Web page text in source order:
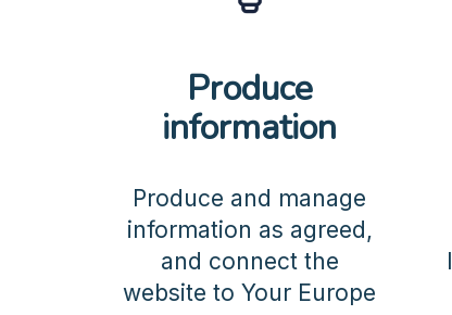
Produce
information
Produce and manage
information as agreed,
and connect the
website to Your Europe